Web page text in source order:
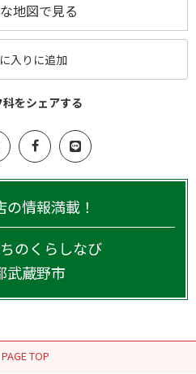
地図で見る
入りに追加
をシェアする
情報満載！
のくらしなび
武蔵野市
PAGE TOP